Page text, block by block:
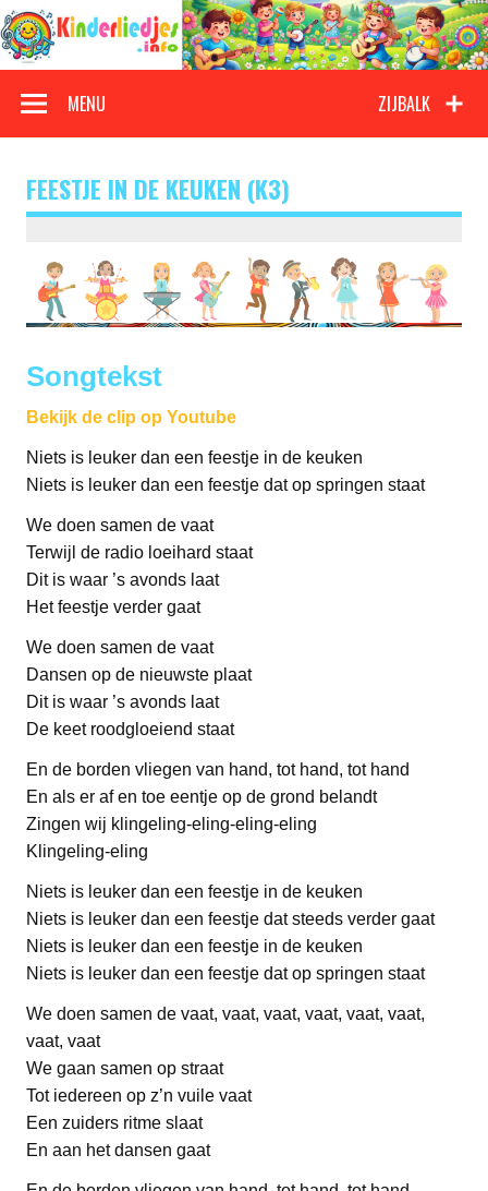
Doorgaan
naar
inhoud
Kinderliedjes
ZIJBALK
MENU
FEESTJE IN DE KEUKEN (K3)
Songtekst
Bekijk de clip op Youtube
Niets is leuker dan een feestje in de keuken
Niets is leuker dan een feestje dat op springen staat
We doen samen de vaat
Terwijl de radio loeihard staat
Dit is waar ’s avonds laat
Het feestje verder gaat
We doen samen de vaat
Dansen op de nieuwste plaat
Dit is waar ’s avonds laat
De keet roodgloeiend staat
En de borden vliegen van hand, tot hand, tot hand
En als er af en toe eentje op de grond belandt
Zingen wij klingeling-eling-eling-eling
Klingeling-eling
Niets is leuker dan een feestje in de keuken
Niets is leuker dan een feestje dat steeds verder gaat
Niets is leuker dan een feestje in de keuken
Niets is leuker dan een feestje dat op springen staat
We doen samen de vaat, vaat, vaat, vaat, vaat, vaat,
vaat, vaat
We gaan samen op straat
Tot iedereen op z’n vuile vaat
Een zuiders ritme slaat
En aan het dansen gaat